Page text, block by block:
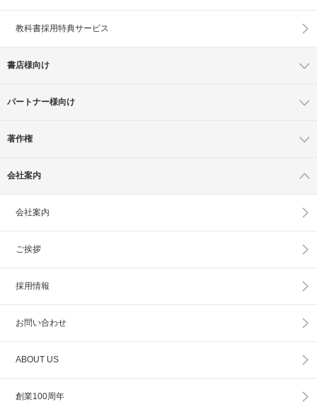
教科書採用特典サービス
書店様向け
パートナー様向け
著作権
会社案内
会社案内
ご挨拶
採用情報
お問い合わせ
ABOUT US
創業100周年